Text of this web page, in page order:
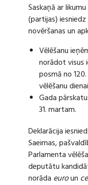
Saskaņā ar
(partijas)
novēršanas un
Vēlēšanu
norādot visus
posmā no
vēlēšanu
Gada
31. martam.
Deklarācija
Saeimas,
Parlamenta
deputātu
norāda euroun